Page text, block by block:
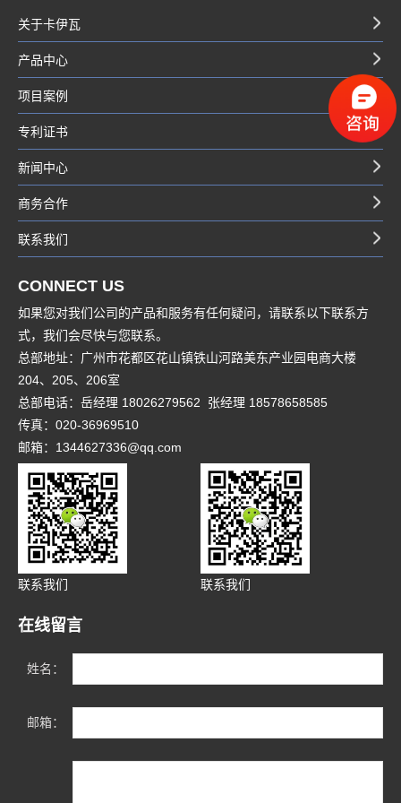
关于卡伊瓦
产品中心
项目案例
专利证书
新闻中心
商务合作
联系我们
CONNECT US
如果您对我们公司的产品和服务有任何疑问，请联系以下联系方
式，我们会尽快与您联系。
总部地址：广州市花都区花山镇铁山河路美东产业园电商大楼
204、205、206室
总部电话：岳经理 18026279562 张经理 18578658585
传真：020-36969510
邮箱：1344627336@qq.com
联系我们 联系我们
在线留言
姓名：
邮箱：